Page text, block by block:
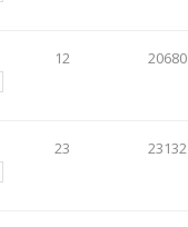
12 20680
23 23132